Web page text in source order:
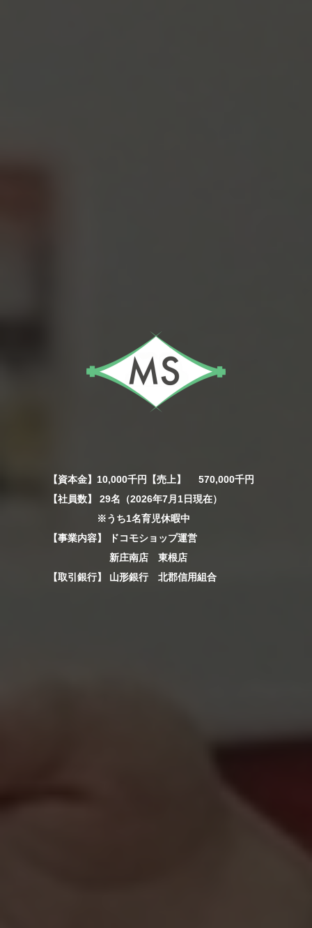
【資本金】10,000千円【売上】 570,000千円
【社員数】 29名（2026年7月1日現在）
※うち1名育児休暇中
【事業内容】 ドコモショップ運営
新庄南店 東根店
【取引銀行】 山形銀行 北郡信用組合